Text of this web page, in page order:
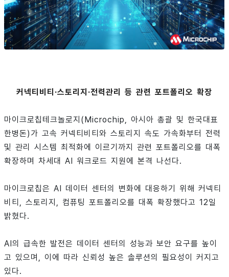
커넥티비티·스토리지·전력관리 등 관련 포트폴리오 확장
마이크로칩테크놀로지(Microchip, 아시아 총괄 및 한국대표
한병돈)가 고속 커넥티비티와 스토리지 속도 가속화부터 전력
및 관리 시스템 최적화에 이르기까지 관련 포트폴리오를 대폭
확장하며 차세대 AI 워크로드 지원에 본격 나선다.
마이크로칩은 AI 데이터 센터의 변화에 대응하기 위해 커넥티
비티, 스토리지, 컴퓨팅 포트폴리오를 대폭 확장했다고 12일
밝혔다.
AI의 급속한 발전은 데이터 센터의 성능과 보안 요구를 높이
고 있으며, 이에 따라 신뢰성 높은 솔루션의 필요성이 커지고
있다.